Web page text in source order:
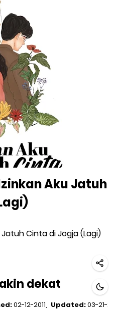
Aku Jatuh
Cinta di Jogja (Lagi)
dekat
02-12-2011 Updated:03-21-